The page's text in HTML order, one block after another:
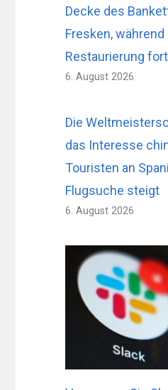
Decke des
Fresken, während
Restaurierung
6. August 2026
Die
das Interesse
Touristen an
Flugsuche steigt
6. August 2026